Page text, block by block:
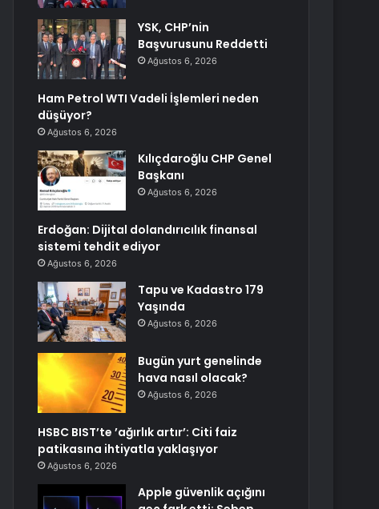
YSK, CHP’nin
Başvurusunu Reddetti
Ağustos 6, 2026
Ham Petrol WTI Vadeli İşlemleri neden
düşüyor?
Ağustos 6, 2026
Kılıçdaroğlu CHP Genel
Başkanı
Ağustos 6, 2026
Erdoğan: Dijital dolandırıcılık finansal
sistemi tehdit ediyor
Ağustos 6, 2026
Tapu ve Kadastro 179
Yaşında
Ağustos 6, 2026
Bugün yurt genelinde
hava nasıl olacak?
Ağustos 6, 2026
HSBC BIST’te ’ağırlık artır’: Citi faiz
patikasına ihtiyatla yaklaşıyor
Ağustos 6, 2026
Apple güvenlik açığını